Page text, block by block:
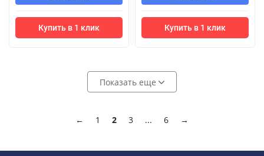
Купить в 1 клик Купить в 1 клик
Показать еще
← 1 2 3 ... 6 →